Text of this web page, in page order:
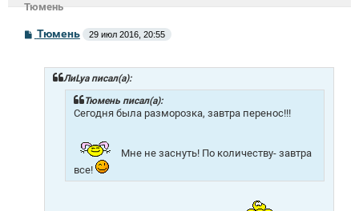
Тюмень
СТюмень 29 июл 2016, 20:55
ЛиLya писал(а):
Тюмень писал(а):
Сегодня была разморозка, завтра перенос!!!
Мне не заснуть! По количеству- завтра
все!